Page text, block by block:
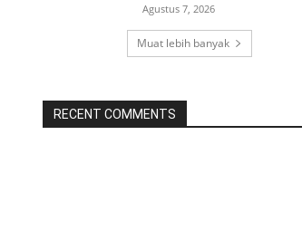
Agustus 7, 2026
Muat lebih banyak
RECENT COMMENTS